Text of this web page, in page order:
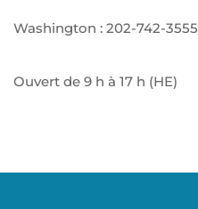
Washington : 202-742-3555
Ouvert de 9 h à 17 h (HE)